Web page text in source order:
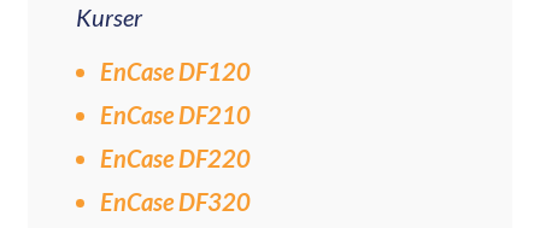
Kurser
EnCase DF120
EnCase DF210
EnCase DF220
EnCase DF320